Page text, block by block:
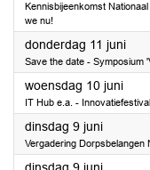
Kennisbijeenkomst
we nu!
donderdag 11 juni2026
Save the date - Symposium
woensdag 10 juni2026
IT Hub e.a. - Innovatiefestival
dinsdag 9 juni2026
Vergadering Dorpsbelangen
2026